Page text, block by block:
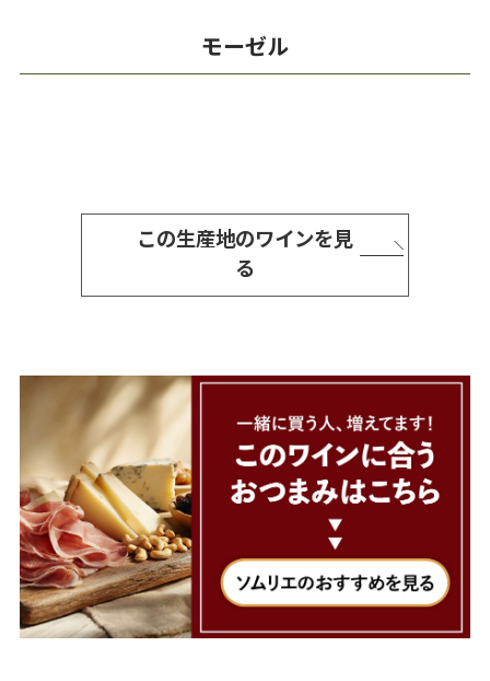
モーゼル
この生産地のワインを見
る